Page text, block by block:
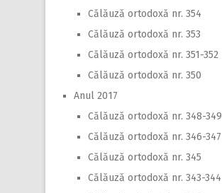
Călăuză ortodoxă nr. 354
Călăuză ortodoxă nr. 353
Călăuză ortodoxă nr. 351-352
Călăuză ortodoxă nr. 350
Anul 2017
Călăuză ortodoxă nr. 348-349
Călăuză ortodoxă nr. 346-347
Călăuză ortodoxă nr. 345
Călăuză ortodoxă nr. 343-344